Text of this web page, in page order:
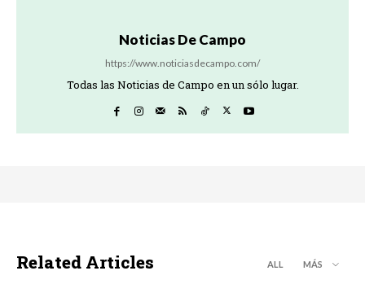
Noticias De Campo
https://www.noticiasdecampo.com/
Todas las Noticias de Campo en un sólo lugar.
Related Articles ALL MÁS